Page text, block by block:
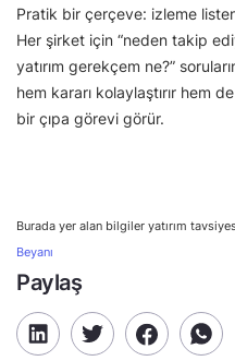
Pratik bir çerçeve: izleme
Her şirket için “neden takip
yatırım gerekçem ne?”
hem kararı kolaylaştırır hem
bir çıpa görevi görür.
Burada yer alan bilgiler yatırım
Beyanı
Paylaş